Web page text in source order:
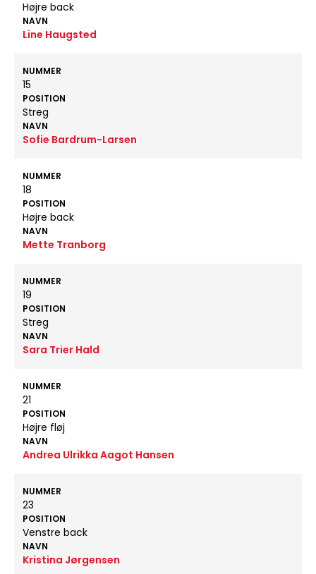
Højre back
NAVN
Line Haugsted
NUMMER
15
POSITION
Streg
NAVN
Sofie Bardrum-Larsen
NUMMER
18
POSITION
Højre back
NAVN
Mette Tranborg
NUMMER
19
POSITION
Streg
NAVN
Sara Trier Hald
NUMMER
21
POSITION
Højre fløj
NAVN
Andrea Ulrikka Aagot Hansen
NUMMER
23
POSITION
Venstre back
NAVN
Kristina Jørgensen